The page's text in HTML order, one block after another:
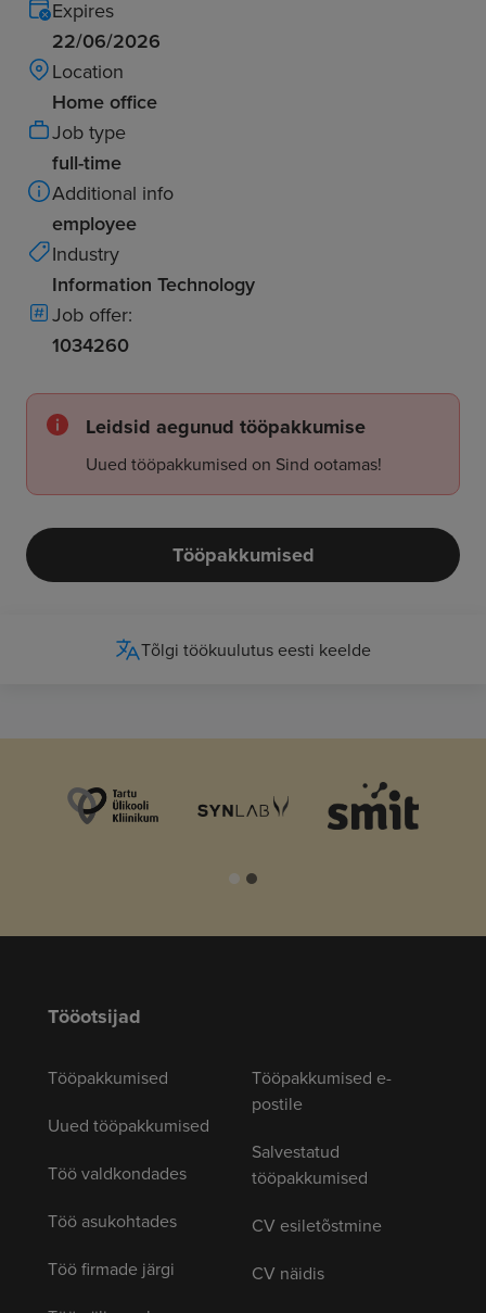
Expires
22/06/2026
Location
Home office
Job type
full-time
Additional info
employee
Industry
Information Technology
Job offer:
1034260
Leidsid aegunud tööpakkumise
Uued tööpakkumised on Sind ootamas!
Tööpakkumised
Tõlgi töökuulutus eesti keelde
Tööotsijad
Tööpakkumised
Uued tööpakkumised
Töö valdkondades
Töö asukohtades
Töö firmade järgi
Tööpakkumised e-
postile
Salvestatud
tööpakkumised
CV esiletõstmine
CV näidis